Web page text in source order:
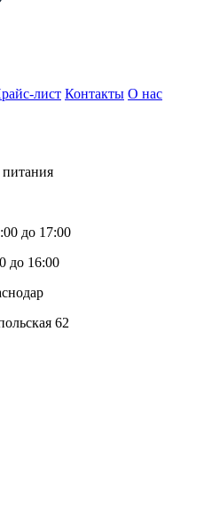
лист Контакты О нас
до 17:00
до 16:00
62